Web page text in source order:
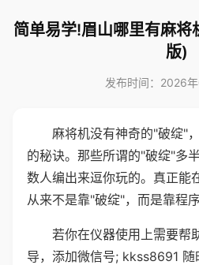
简单易学!眉山哪里有麻
版)
发布时间：2026
麻将机没有神奇的"破绽"
的秘诀。那些所谓的"破绽"多
数人编出来逗你玩的。真正能
从来不是靠"破绽"，而是靠程
若你在仪器使用上需要帮
导，添加微信号; kkss8691 随